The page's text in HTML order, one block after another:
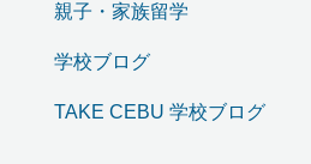
親子・家族留学
学校ブログ
TAKE CEBU 学校ブログ